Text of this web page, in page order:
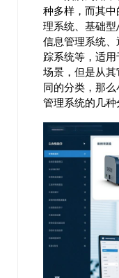
种多样，而其中
理系统、基础
信息管理系统
踪系统等，适
场景，但是从
同的分类，那
管理系统的几种